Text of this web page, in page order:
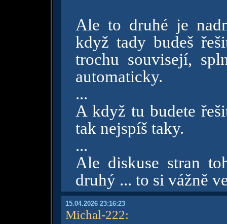
Ale to druhé je
když tady budeš
trochu souvisejí,
automaticky.
...
A když tu budete
tak nejspíš taky.
...
Ale diskuse stran
druhý ... to si vážně
15.04.2026 23:16:23
Michal-222: